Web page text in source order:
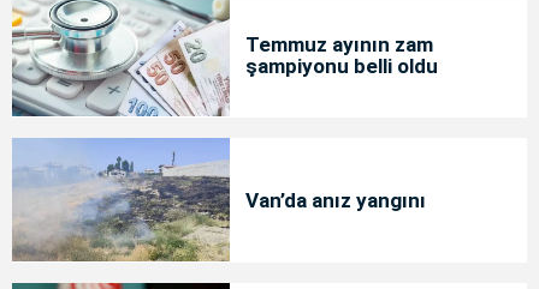
Temmuz ayının zam
şampiyonu belli oldu
Van’da anız yangını